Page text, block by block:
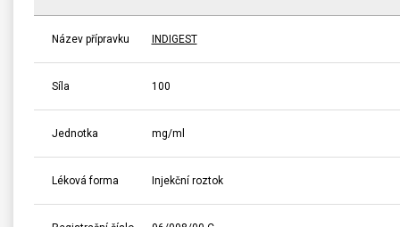
Název přípravku INDIGEST
Síla 100
Jednotka mg/ml
Léková forma Injekční roztok